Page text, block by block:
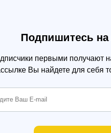
Подпишитесь
первыми получают
Вы найдете для себя